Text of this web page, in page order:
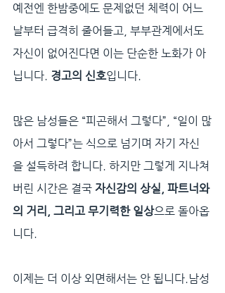
예전엔 한밤중에도 문제없던 체력이 어느
날부터 급격히 줄어들고, 부부관계에서도
자신이 없어진다면 이는 단순한 노화가 아
닙니다. 경고의 신호입니다.
많은 남성들은 “피곤해서 그렇다”, “일이 많
아서 그렇다”는 식으로 넘기며 자기 자신
을 설득하려 합니다. 하지만 그렇게 지나쳐
버린 시간은 결국 자신감의 상실, 파트너와
의 거리, 그리고 무기력한 일상으로 돌아옵
니다.
이제는 더 이상 외면해서는 안 됩니다.남성